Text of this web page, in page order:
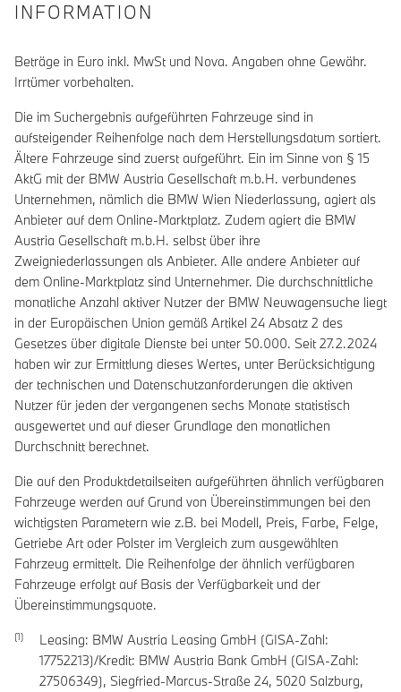
INFORMATION
Beträge in Euro inkl. MwSt und Nova. Angaben ohne Gewähr.
Irrtümer vorbehalten.
Die im Suchergebnis aufgeführten Fahrzeuge sind in
aufsteigender Reihenfolge nach dem Herstellungsdatum sortiert.
Ältere Fahrzeuge sind zuerst aufgeführt. Ein im Sinne von § 15
AktG mit der BMW Austria Gesellschaft m.b.H. verbundenes
Unternehmen, nämlich die BMW Wien Niederlassung, agiert als
Anbieter auf dem Online-Marktplatz. Zudem agiert die BMW
Austria Gesellschaft m.b.H. selbst über ihre
Zweigniederlassungen als Anbieter. Alle andere Anbieter auf
dem Online-Marktplatz sind Unternehmer. Die durchschnittliche
monatliche Anzahl aktiver Nutzer der BMW Neuwagensuche liegt
in der Europäischen Union gemäß Artikel 24 Absatz 2 des
Gesetzes über digitale Dienste bei unter 50.000. Seit 27.2.2024
haben wir zur Ermittlung dieses Wertes, unter Berücksichtigung
der technischen und Datenschutzanforderungen die aktiven
Nutzer für jeden der vergangenen sechs Monate statistisch
ausgewertet und auf dieser Grundlage den monatlichen
Durchschnitt berechnet.
Die auf den Produktdetailseiten aufgeführten ähnlich verfügbaren
Fahrzeuge werden auf Grund von Übereinstimmungen bei den
wichtigsten Parametern wie z.B. bei Modell, Preis, Farbe, Felge,
Getriebe Art oder Polster im Vergleich zum ausgewählten
Fahrzeug ermittelt. Die Reihenfolge der ähnlich verfügbaren
Fahrzeuge erfolgt auf Basis der Verfügbarkeit und der
Übereinstimmungsquote.
Leasing: BMW Austria Leasing GmbH (GISA-Zahl:
17752213)/Kredit: BMW Austria Bank GmbH (GISA-Zahl:
27506349), Siegfried-Marcus-Straße 24, 5020 Salzburg,